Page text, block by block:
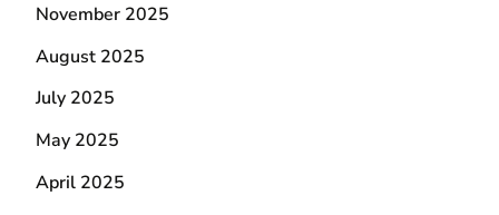
November 2025
August 2025
July 2025
May 2025
April 2025